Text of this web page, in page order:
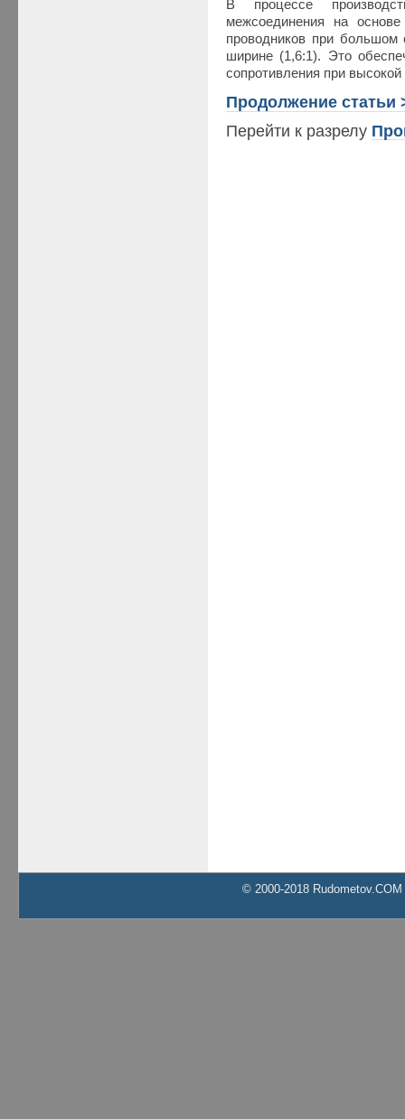
В процессе
межсоединения на
проводников при
ширине (1,6:1). Это
сопротивления при
Продолжение статьи
Перейти к разрелу
© 2000-2018